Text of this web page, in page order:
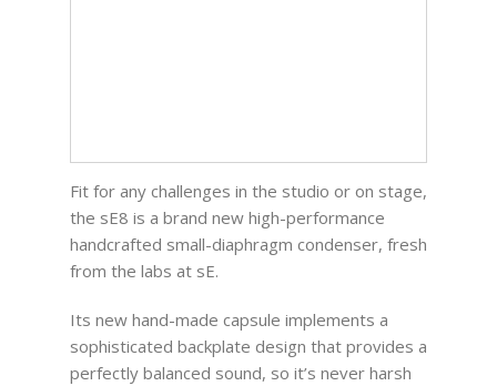
Fit for any challenges in the studio or on stage,
the sE8 is a brand new high-performance
handcrafted small-diaphragm condenser, fresh
from the labs at sE.
Its new hand-made capsule implements a
sophisticated backplate design that provides a
perfectly balanced sound, so it’s never harsh